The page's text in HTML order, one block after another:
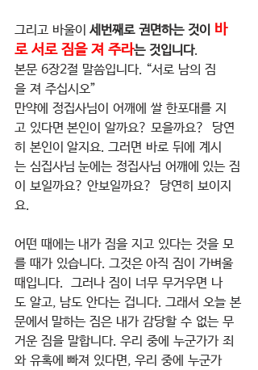
그리고 바울이 세번째로 권면하는 것이 바
로 서로 짐을 져 주라는 것입니다.
본문 6장2절 말씀입니다. “서로 남의 짐
을 져 주십시오”
만약에 정집사님이 어깨에 쌀 한포대를 지
고 있다면 본인이 알까요? 모을까요?  당연
히 본인이 알지요. 그러면 바로 뒤에 계시
는 심집사님 눈에는 정집사님 어깨에 있는 짐
이 보일까요? 안보일까요?  당연히 보이지
요.
어떤 때에는 내가 짐을 지고 있다는 것을 모
를 때가 있습니다. 그것은 아직 짐이 가벼울
때입니다.  그러나 짐이 너무 무거우면 나
도 알고, 남도 안다는 겁니다. 그래서 오늘 본
문에서 말하는 짐은 내가 감당할 수 없는 무
거운 짐을 말합니다. 우리 중에 누군가가 죄
와 유혹에 빠져 있다면, 우리 중에 누군가